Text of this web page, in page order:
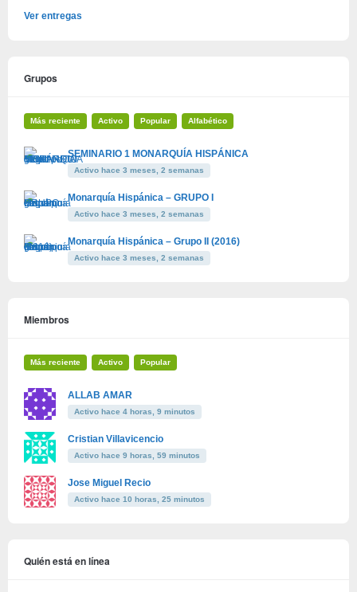
Ver entregas
Grupos
Más reciente Activo Popular Alfabético
SEMINARIO 1 MONARQUÍA HISPÁNICA
Activo hace 3 meses, 2 semanas
Monarquía Hispánica – GRUPO I
Activo hace 3 meses, 2 semanas
Monarquía Hispánica – Grupo II (2016)
Activo hace 3 meses, 2 semanas
Miembros
Más reciente Activo Popular
ALLAB AMAR
Activo hace 4 horas, 9 minutos
Cristian Villavicencio
Activo hace 9 horas, 59 minutos
Jose Miguel Recio
Activo hace 10 horas, 25 minutos
Quién está en línea